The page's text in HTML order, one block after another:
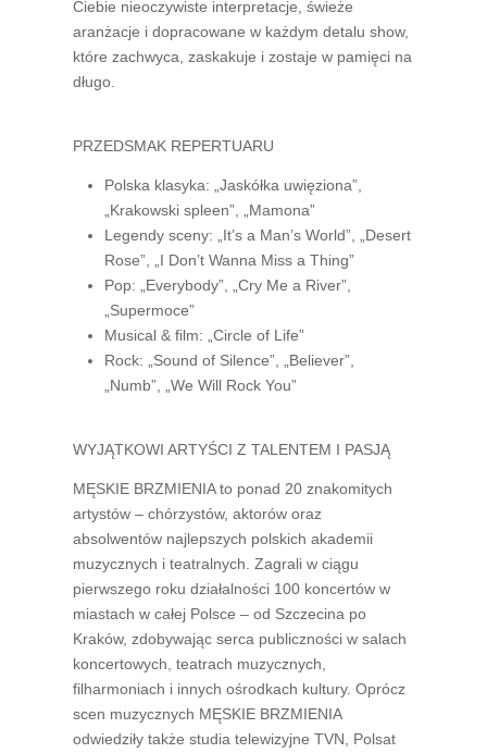
Ciebie nieoczywiste interpretacje, świeże
aranżacje i dopracowane w każdym detalu show,
które zachwyca, zaskakuje i zostaje w pamięci na
długo.
PRZEDSMAK REPERTUARU
Polska klasyka: „Jaskółka uwięziona”,
„Krakowski spleen”, „Mamona”
Legendy sceny: „It’s a Man’s World”, „Desert
Rose”, „I Don’t Wanna Miss a Thing”
Pop: „Everybody”, „Cry Me a River”,
„Supermoce”
Musical & film: „Circle of Life”
Rock: „Sound of Silence”, „Believer”,
„Numb”, „We Will Rock You”
WYJĄTKOWI ARTYŚCI Z TALENTEM I PASJĄ
MĘSKIE BRZMIENIAto ponad 20 znakomitych
artystów – chórzystów, aktorów oraz
absolwentów najlepszych polskich akademii
muzycznych i teatralnych. Zagrali w ciągu
pierwszego roku działalności 100 koncertów w
miastach w całej Polsce – od Szczecina po
Kraków, zdobywając serca publiczności w salach
koncertowych, teatrach muzycznych,
filharmoniach i innych ośrodkach kultury. Oprócz
scen muzycznych MĘSKIE BRZMIENIA
odwiedziły także studia telewizyjne TVN, Polsat